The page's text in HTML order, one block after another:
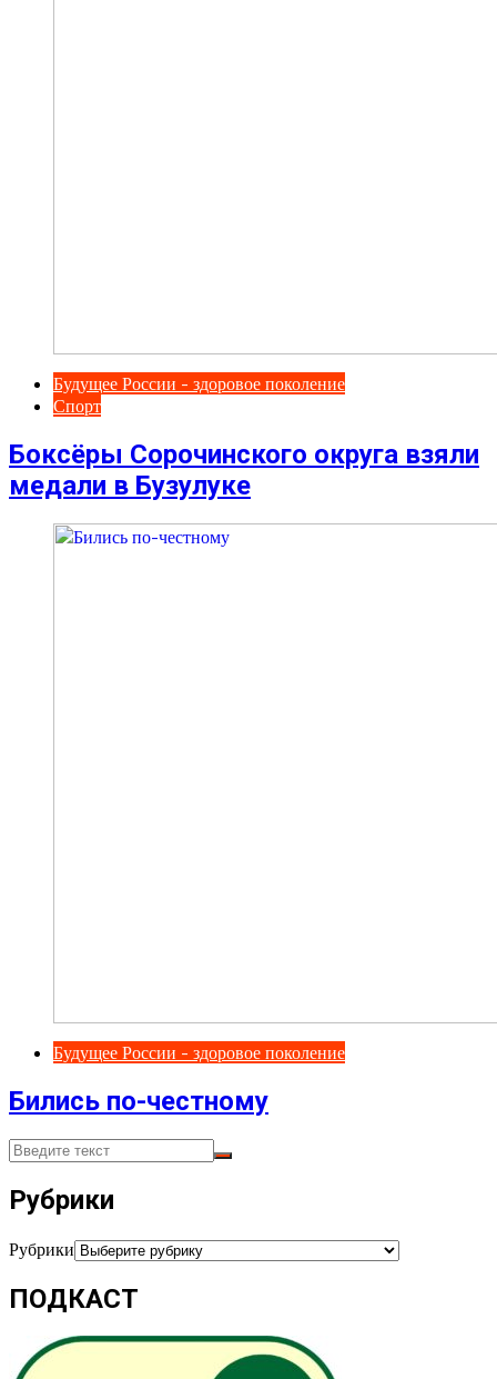
Будущее России - здоровое поколение
Спорт
Боксёры Сорочинского округа взяли
медали в Бузулуке
Будущее России - здоровое поколение
Бились по-честному
Рубрики
Рубрики
ПОДКАСТ